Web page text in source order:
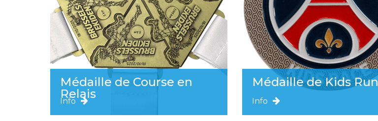
Médaille de Course en
Relais
Info
Médaille de Kids Run
Info